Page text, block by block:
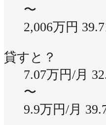
〜
2,006万円
貸すと？
7.07万円/月
〜
9.9万円/月